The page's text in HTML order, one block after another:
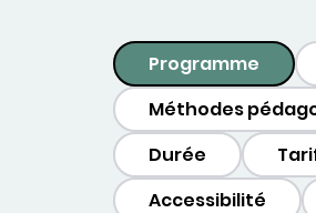
Programme
Méthodes
Durée
Accessibilité